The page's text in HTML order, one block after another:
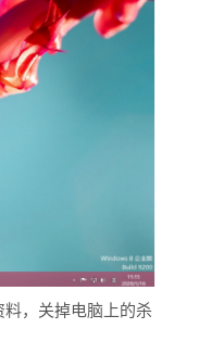
，关掉电脑上的杀